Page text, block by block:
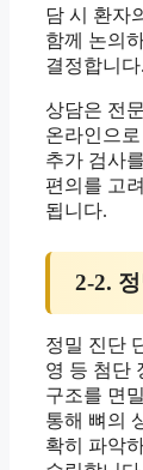
담 시 환자
함께 논의
결정합니다.
상담은 전
온라인으
추가 검사
편의를 고
됩니다.
2-2.
정밀 진단
영 등 첨단
구조를 면
통해 뼈의
확히 파악